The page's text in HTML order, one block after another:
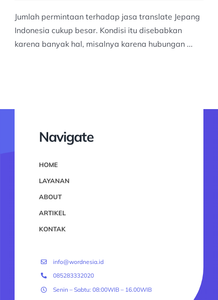
Jumlah permintaan terhadap jasa translate Jepang
Indonesia cukup besar. Kondisi itu disebabkan
karena banyak hal, misalnya karena hubungan ...
Navigate
HOME
LAYANAN
ABOUT
ARTIKEL
KONTAK
info@wordnesia.id
085283332020
Senin – Sabtu: 08:00WIB – 16.00WIB